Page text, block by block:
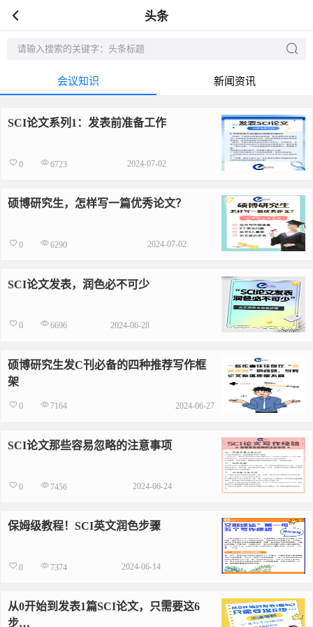
头条
会议知识 新闻资讯
SCI论文系列1：发表前准备工作
0 6723 2024-07-02
硕博研究生，怎样写一篇优秀论文？
0 6290 2024-07-02
SCI论文发表，润色必不可少
0 6696 2024-06-28
硕博研究生发C刊必备的四种推荐写作框
架
0 7164 2024-06-27
SCI论文那些容易忽略的注意事项
0 7456 2024-06-24
保姆级教程！SCI英文润色步骤
0 7374 2024-06-14
从0开始到发表1篇SCI论文，只需要这6
步…